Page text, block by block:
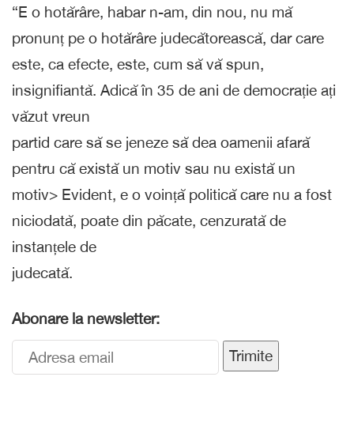
“E o hotărâre, habar n-am, din nou, nu mă
pronunț pe o hotărâre judecătorească, dar care
este, ca efecte, este, cum să vă spun,
insignifiantă. Adică în 35 de ani de democrație ați
văzut vreun
partid care să se jeneze să dea oamenii afară
pentru că există un motiv sau nu există un
motiv> Evident, e o voință politică care nu a fost
niciodată, poate din păcate, cenzurată de
instanțele de
judecată.
Abonare la newsletter:
Trimite